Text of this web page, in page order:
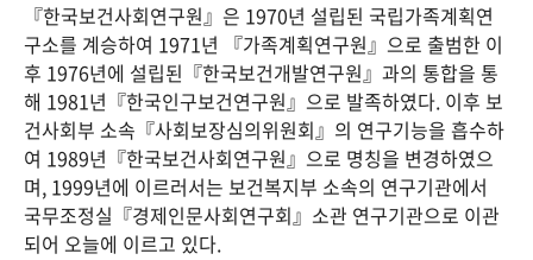
연구 역사
정책과 연구 키워드로 보는 연구 역사
연구자들
간행물 변천사
기록물 아카이브
사진 아카이브 문서 기록물 행정박물 영상 기록물
『한국보건사회연구원』은 1970년 설립된 국립가족계획연
구소를 계승하여 1971년 『가족계획연구원』으로 출범한 이
후 1976년에 설립된『한국보건개발연구원』과의 통합을 통
해 1981년『한국인구보건연구원』으로 발족하였다. 이후 보
건사회부 소속『사회보장심의위원회』의 연구기능을 흡수하
여 1989년『한국보건사회연구원』으로 명칭을 변경하였으
며, 1999년에 이르러서는 보건복지부 소속의 연구기관에서
국무조정실『경제인문사회연구회』소관 연구기관으로 이관
되어 오늘에 이르고 있다.